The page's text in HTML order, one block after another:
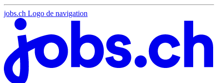
jobs.ch Logo de navigation